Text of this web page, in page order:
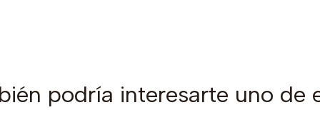
podría interesarte uno de